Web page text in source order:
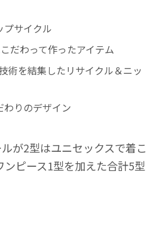
プサイクル
だわって作ったアイテム
術を結集したリサイクル＆ニッ
わりのデザイン
が2型はユニセックスで着こ
ンピース1型を加えた合計5型